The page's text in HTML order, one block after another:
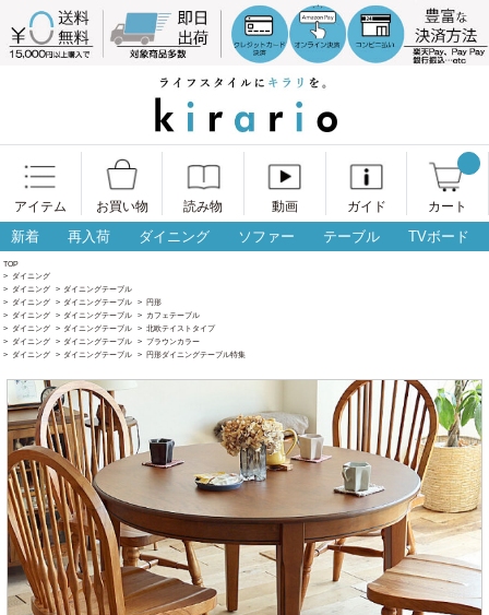
アイテム お買い物 読み物 動画 ガイド カート
新着 再入荷 ダイニング ソファー テーブル TVボード
TOP
> ダイニング
> ダイニング > ダイニングテーブル
> ダイニング > ダイニングテーブル > 円形
> ダイニング > ダイニングテーブル > カフェテーブル
> ダイニング > ダイニングテーブル > 北欧テイストタイプ
> ダイニング > ダイニングテーブル > ブラウンカラー
> ダイニング > ダイニングテーブル > 円形ダイニングテーブル特集